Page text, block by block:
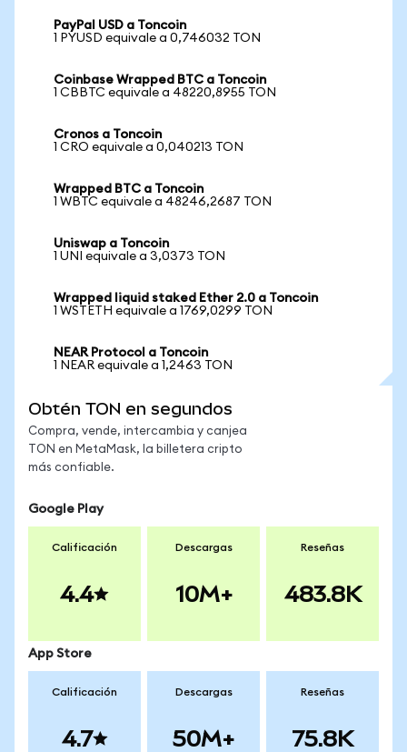
PayPal USD a Toncoin
1 PYUSD equivale a 0,746032 TON
Coinbase Wrapped BTC a Toncoin
1 CBBTC equivale a 48220,8955 TON
Cronos a Toncoin
1 CRO equivale a 0,040213 TON
Wrapped BTC a Toncoin
1 WBTC equivale a 48246,2687 TON
Uniswap a Toncoin
1 UNI equivale a 3,0373 TON
Wrapped liquid staked Ether 2.0 a Toncoin
1 WSTETH equivale a 1769,0299 TON
NEAR Protocol a Toncoin
1 NEAR equivale a 1,2463 TON
Obtén TON en segundos
Compra, vende, intercambia y canjea
TON en MetaMask, la billetera cripto
más confiable.
Google Play
Calificación
4.4
Descargas
10M+
Reseñas
483.8K
App Store
Calificación
4.7
Descargas
50M+
Reseñas
75.8K